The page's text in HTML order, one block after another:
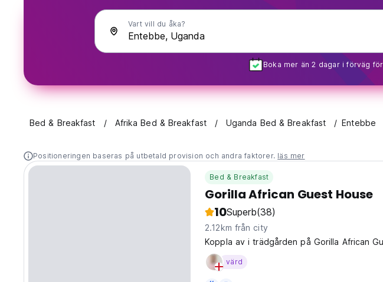
Vart vill du åka?
Boka mer än 2 dagar i förväg
Bed & Breakfast Afrika Bed & Breakfast Uganda Bed & Breakfast Entebbe
Positioneringen baseras på utbetald provision och andra faktorer. läs mer
Bed & Breakfast
Gorilla African Guest House
10Superb(38)
2.12km från city
Koppla av i trädgården på Gorilla African
värd